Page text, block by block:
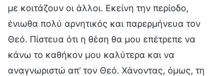
με κοιτάζουν οι άλλοι. Εκείνη την περίοδο,
ένιωθα πολύ αρνητικός και παρερμήνευα τον
Θεό. Πίστευα ότι η θέση θα μου επέτρεπε να
κάνω το καθήκον μου καλύτερα και να
αναγνωριστώ απ’ τον Θεό. Χάνοντας, όμως, τη